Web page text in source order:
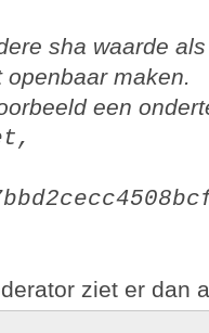
sha waarde
maken.
een
ziet er dan